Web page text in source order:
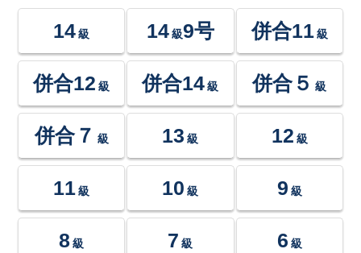
14 級 14級9号 併合11 級
併合12 級 併合14 級 併合５ 級
併合７ 級 13 級 12 級
11 級 10 級 9 級
8 級 7 級 6 級